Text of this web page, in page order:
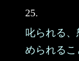
25.
叱られる
められるこ